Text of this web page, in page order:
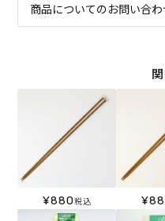
商品についてのお問い合わ
¥880税込 ¥